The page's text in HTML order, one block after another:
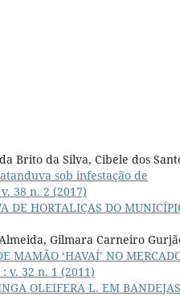
Brito da Silva, Cibele dos
sob infestação de
38 n. 2 (2017)
DE HORTALIÇAS DO
Gilmara Carneiro
MAMÃO ‘HAVAÍ’ NO
v. 32 n. 1 (2011)
OLEIFERA L. EM BANDEJAS